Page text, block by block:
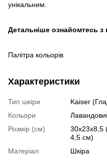
унікальним.
Детальніше ознайомтесь з
Палітра кольорів
Характеристики
Тип шкіри
Kaiser
Кольори
Розмір (см)
30х23х8,5
4,5 см)
Матеріал
Шкіра